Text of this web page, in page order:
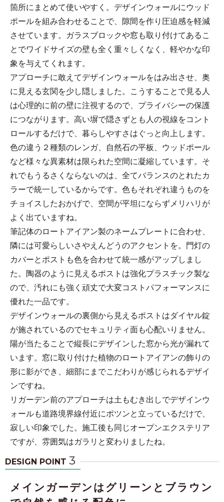
箇所にまとめて使いやすく。デザインウォールにウッド
ポールを組み合わせることで、隙間を作り圧迫感を軽減
させています。ガラスブロックや窓も取り付けてあるこ
とでワイドサイズの壁も全く重々しくなく、軽やかな印
象を与えてくれます。
アプローチに敢えてデザインウォールをはみ出させ、奥
に見える玄関を少し隠しました。こうすることで見る人
は心理的に前の壁に注視するので、プライバシーの保護
につながります。高い塀で隠さずとも人の視線をコント
ロールするだけで、暮らしやすさはぐっと向上します。
色の違う２種類のレンガ、自然石の平板、ウッドポール
など様々な異素材は限られた空間に凝縮しています。そ
れでもうるさくならないのは、全てバランスのとれたカ
ラーで統一しているからです。色もそれぞれ違うものを
チョイスしたおかげで、空間が平坦にならずメリハリが
よく出ていますね。
筆記体のロートアイアン製のネームプレートに合わせ、
隣には可愛らしいさやえんどうのアクセントを。門灯の
カバーとポストも色を合わせて統一感がアップしまし
た。陶器のように見えるポストは強化プラスチック製な
ので、汚れにも強く頑丈で大変コストパフォーマンスに
優れた一品です。
デザインウォールの裏側から見えるポストはダイヤル錠
が施されているのでセキュリティ面も心配いりません。
陽が当たることで縦長にデザインした窓から光が漏れて
います。窓に取り付けた植物のロートアイアンの飾りの
形に影ができ、細部にまでこだわりが感じられるデザイ
ンですね。
リガーデン前のアプローチは土もむき出しでデザインウ
ォールも道路境界線付近にポツンと立っているだけで、
寂しい印象でした。施工後も同じオープンエクステリア
ですが、雰囲気はガラリと変わりましたね。
DESIGN POINT 3
メインガーデンはグリーンとブラウン